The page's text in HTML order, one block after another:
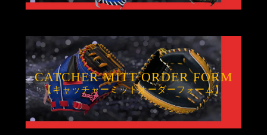
CATCHER MITT ORDER FORM
【キャッチャーミットオーダーフォーム】